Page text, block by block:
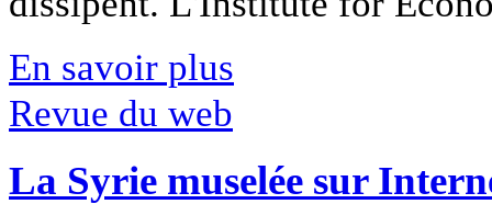
En savoir plus
Revue du web
La Syrie muselée sur